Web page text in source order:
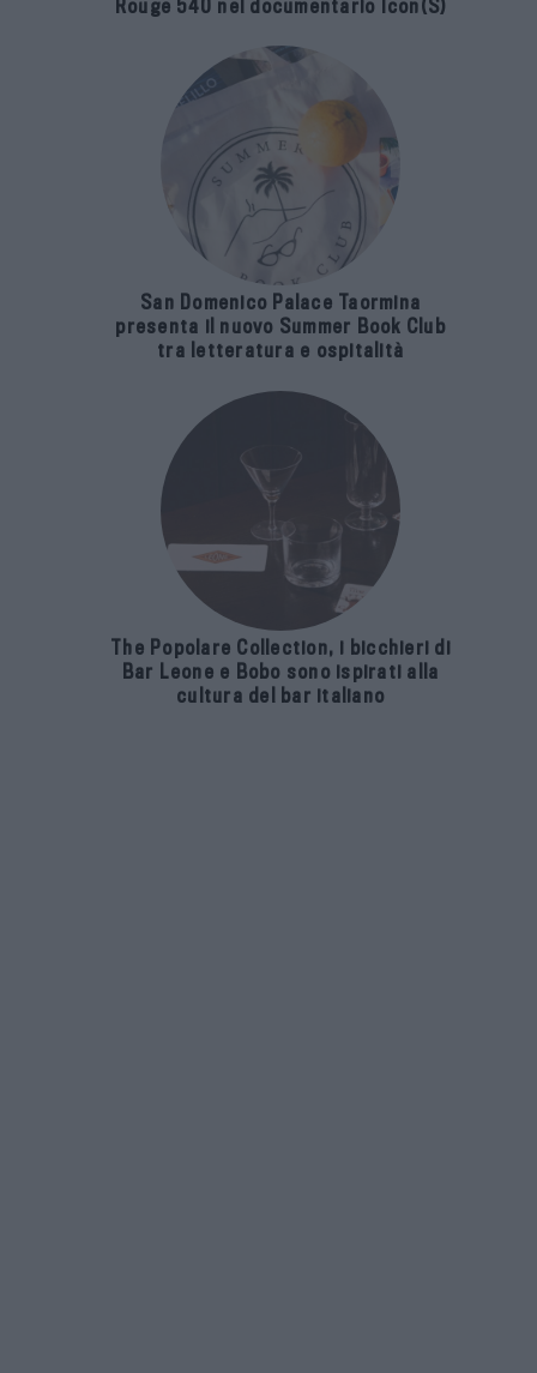
Rouge 540 nel documentario Icon(S)
San Domenico Palace Taormina
presenta il nuovo Summer Book Club
tra letteratura e ospitalità
The Popolare Collection, i bicchieri di
Bar Leone e Bobo sono ispirati alla
cultura del bar italiano